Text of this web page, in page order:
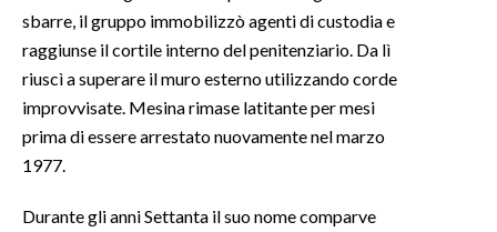
sbarre, il gruppo immobilizzò agenti di custodia e
raggiunse il cortile interno del penitenziario. Da lì
riuscì a superare il muro esterno utilizzando corde
improvvisate. Mesina rimase latitante per mesi
prima di essere arrestato nuovamente nel marzo
1977.
Durante gli anni Settanta il suo nome comparve